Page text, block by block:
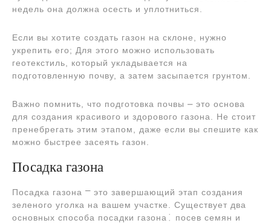
недель она должна осесть и уплотниться.
Если вы хотите создать газон на склоне, нужно
укрепить его; Для этого можно использовать
геотекстиль, который укладывается на
подготовленную почву, а затем засыпается грунтом.
Важно помнить, что подготовка почвы ⎼ это основа
для создания красивого и здорового газона. Не стоит
пренебрегать этим этапом, даже если вы спешите как
можно быстрее засеять газон.
Посадка газона
Посадка газона ⎻ это завершающий этап создания
зеленого уголка на вашем участке. Существует два
основных способа посадки газона⁚ посев семян и